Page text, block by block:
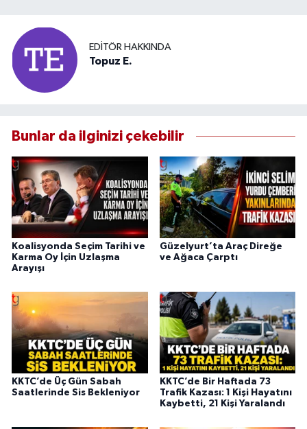
EDITÖR HAKKINDA
Topuz E.
Bunlar da ilginizi çekebilir
Koalisyonda Seçim Tarihi ve
Karma Oy İçin Uzlaşma
Arayışı
Güzelyurt’ta Araç Direğe
ve Ağaca Çarptı
KKTC’de Üç Gün Sabah
Saatlerinde Sis Bekleniyor
KKTC’de Bir Haftada 73
Trafik Kazası: 1 Kişi Hayatını
Kaybetti, 21 Kişi Yaralandı